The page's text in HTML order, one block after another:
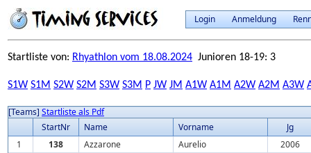
Login Anmeldung
Startliste von: Rhyathlon vom 18.08.2024 Junioren 18-19: 3
S1W S1M S2W S2M S3W S3M P JW JM A1W A1M A2W A2M A3W
[Teams] Startliste als Pdf
StartNr
Name Vorname
Jg
1
138 Azzarone Aurelio
2006